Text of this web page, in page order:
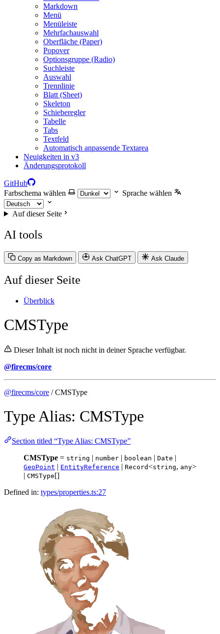
Markdown
Menü
Menüleiste
Mehrfachauswahl
Oberfläche (Paper)
Popover
Optionsgruppe (Radio)
Suchleiste
Auswahl
Trennlinie
Blatt (Sheet)
Skeleton
Schieberegler
Tabelle
Tabs
Textfeld
Automatisch anpassende Textarea
Neuigkeiten in v3
Änderungsprotokoll
GitHub
Farbschema wählen
Sprache wählen
Auf dieser Seite
AI tools
Copy as Markdown Ask ChatGPT Ask Claude
Auf dieser Seite
Überblick
CMSType
Dieser Inhalt ist noch nicht in deiner Sprache verfügbar.
@firecms/core
@firecms/core / CMSType
Type Alias: CMSType
Section titled “Type Alias: CMSType”
CMSType = string | number | boolean | Date |
GeoPoint | EntityReference | Record<string, any>
| CMSType[]
Defined in: types/properties.ts:27